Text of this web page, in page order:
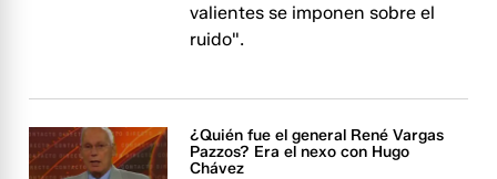
valientes se imponen sobre el
ruido".
¿Quién fue el general René Vargas
Pazzos? Era el nexo con Hugo
Chávez